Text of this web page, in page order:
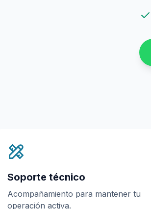
Soporte técnico
Acompañamiento para mantener tu
operación activa.